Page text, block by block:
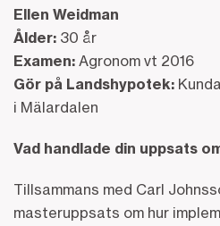
Ellen Weidman
Ålder: 30 år
Examen: Agronom vt 2016
Gör på Landshypotek:
i Mälardalen
Vad handlade din uppsats
Tillsammans med Carl
masteruppsats om hur